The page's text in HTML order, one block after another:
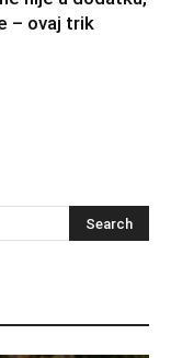
– ovaj trik